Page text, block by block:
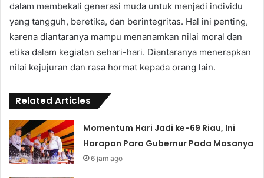
dalam membekali generasi muda untuk menjadi individu
yang tangguh, beretika, dan berintegritas. Hal ini penting,
karena diantaranya mampu menanamkan nilai moral dan
etika dalam kegiatan sehari-hari. Diantaranya menerapkan
nilai kejujuran dan rasa hormat kepada orang lain.
Related Articles
Momentum Hari Jadi ke-69 Riau, Ini
Harapan Para Gubernur Pada Masanya
6 jam ago